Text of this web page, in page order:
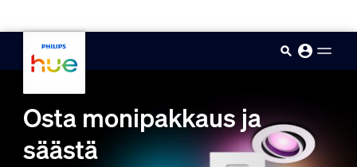
Osta monipakkaus ja
säästä